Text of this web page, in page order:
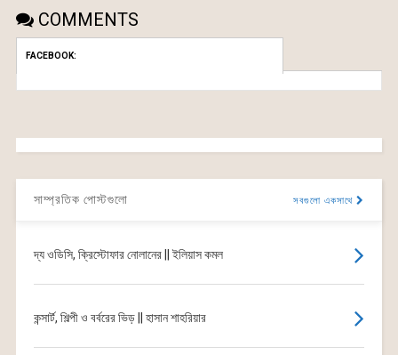
COMMENTS
FACEBOOK:
সাম্প্রতিক পোস্টগুলো সবগুলো একসাথে
দ্য ওডিসি, ক্রিস্টোফার নোলানের || ইলিয়াস কমল
কন্সার্ট, শিল্পী ও বর্বরের ভিড় || হাসান শাহরিয়ার